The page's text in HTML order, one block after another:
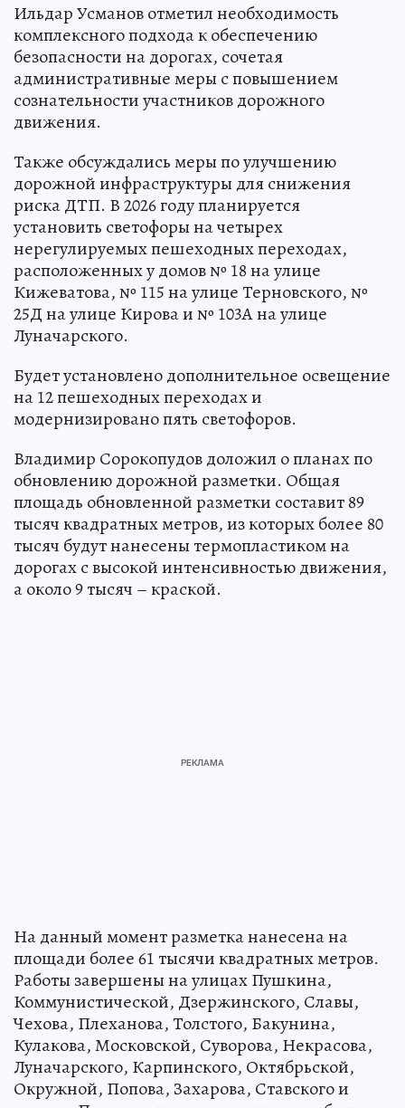
Ильдар Усманов отметил необходимость
комплексного подхода к обеспечению
безопасности на дорогах, сочетая
административные меры с повышением
сознательности участников дорожного
движения.
Также обсуждались меры по улучшению
дорожной инфраструктуры для снижения
риска ДТП. В 2026 году планируется
установить светофоры на четырех
нерегулируемых пешеходных переходах,
расположенных у домов № 18 на улице
Кижеватова, № 115 на улице Терновского, №
25Д на улице Кирова и № 103А на улице
Луначарского.
Будет установлено дополнительное освещение
на 12 пешеходных переходах и
модернизировано пять светофоров.
Владимир Сорокопудов доложил о планах по
обновлению дорожной разметки. Общая
площадь обновленной разметки составит 89
тысяч квадратных метров, из которых более 80
тысяч будут нанесены термопластиком на
дорогах с высокой интенсивностью движения,
а около 9 тысяч – краской.
На данный момент разметка нанесена на
площади более 61 тысячи квадратных метров.
Работы завершены на улицах Пушкина,
Коммунистической, Дзержинского, Славы,
Чехова, Плеханова, Толстого, Бакунина,
Кулакова, Московской, Суворова, Некрасова,
Луначарского, Карпинского, Октябрьской,
Окружной, Попова, Захарова, Ставского и